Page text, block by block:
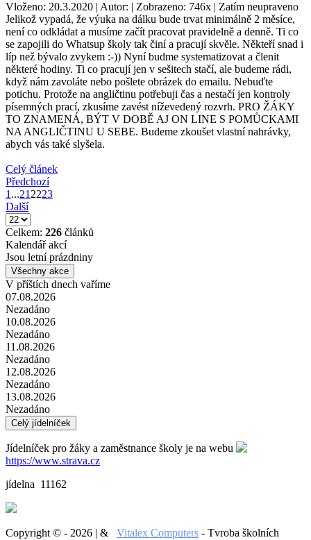
Vloženo: 20.3.2020 | Autor: | Zobrazeno: 746x | Zatím neupraveno
Jelikož vypadá, že výuka na dálku bude trvat minimálně 2 měsíce,
není co odkládat a musíme začít pracovat pravidelně a denně. Ti co
se zapojili do Whatsup školy tak činí a pracují skvěle. Někteří snad i
líp než bývalo zvykem :-)) Nyní budme systematizovat a členit
některé hodiny. Ti co pracují jen v sešitech stačí, ale budeme rádi,
když nám zavoláte nebo pošlete obrázek do emailu. Nebuďte
potichu. Protože na angličtinu potřebuji čas a nestačí jen kontroly
písemných prací, zkusíme zavést níževedený rozvrh. PRO ŽÁKY
TO ZNAMENÁ, BÝT V DOBĚ AJ ON LINE S POMŮCKAMI
NA ANGLIČTINU U SEBE. Budeme zkoušet vlastní nahrávky,
abych vás také slyšela.
Celý článek
Předchozí
1 ...21 2223
Další
Celkem: 226 článků
Kalendář akcí
Jsou letní prázdniny
Všechny akce
V příštích dnech vaříme
07.08.2026
Nezadáno
10.08.2026
Nezadáno
11.08.2026
Nezadáno
12.08.2026
Nezadáno
13.08.2026
Nezadáno
Celý jídelníček
Jídelníček pro žáky a zaměstnance školy je na webu
https://www.strava.cz
jídelna 11162
Copyright © - 2026 | & Vitalex Computers - Tvroba školních